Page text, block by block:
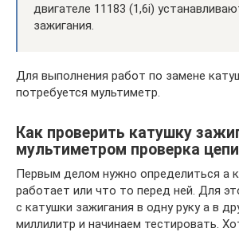
двигателе 11183 (1,6i)
зажигания.
Для выполнения работ по замене
потребуется мультиметр.
Как проверить катушку
мультиметром проверка
Первым делом нужно определиться а
работает или что то перед ней. Для
с катушки зажигания в одну руку а в
миллилитр и начинаем тестировать.